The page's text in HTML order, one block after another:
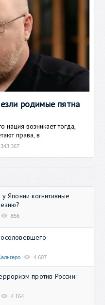
родимые пятна
нация возникает тогда,
права, в
343 367
Японии когнитивные
856
4 607
против России:
4 164